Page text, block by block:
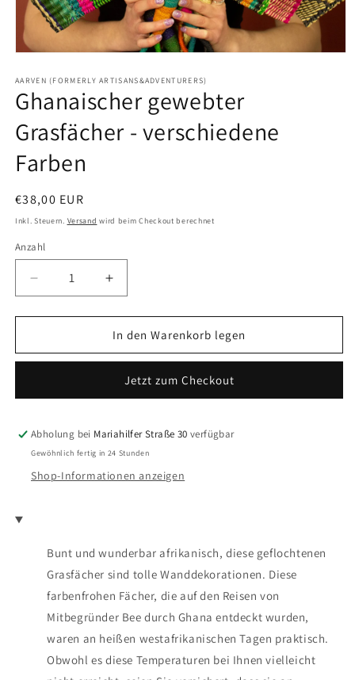
in
Modal
öffnen
AARVEN (FORMERLY ARTISANS&ADVENTURERS)
Ghanaischer gewebter
Grasfächer - verschiedene
Farben
Normaler
Preis
€38,00 EUR
Inkl. Steuern. Versand wird beim Checkout berechnet
Anzahl
Anzahl
Verringere
die
Menge
Ghanaischer
-
Farben
Erhöhe
die
Menge
für
Ghanaischer
Grasfächer
-
Farben
In den Warenkorb legen
Jetzt zum Checkout
Abholung bei Mariahilfer Straße 30 verfügbar
Gewöhnlich fertig in 24 Stunden
Shop-Informationen anzeigen
Bunt und wunderbar afrikanisch, diese geflochtenen
Grasfächer sind tolle Wanddekorationen. Diese
farbenfrohen Fächer, die auf den Reisen von
Mitbegründer Bee durch Ghana entdeckt wurden,
waren an heißen westafrikanischen Tagen praktisch.
Obwohl es diese Temperaturen bei Ihnen vielleicht